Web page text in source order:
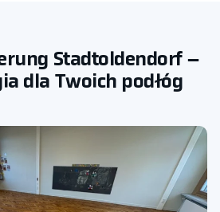
Stadtoldendorf –
dla Twoich podłóg